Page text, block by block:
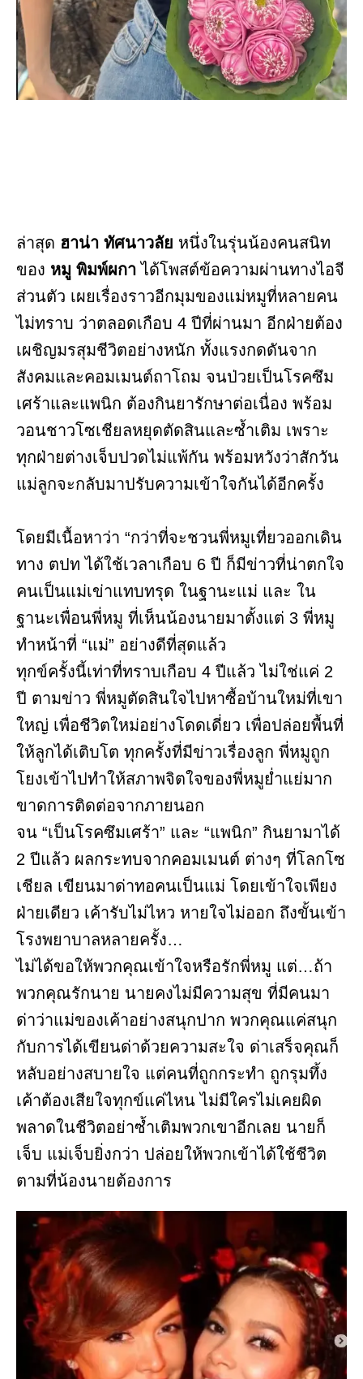
ล่าสุด ฮาน่า ทัศนาวลัย หนึ่งในรุ่นน้องคนสนิท
ของ หมู พิมพ์ผกาได้โพสต์ข้อความผ่านทางไอจี
ส่วนตัว เผยเรื่องราวอีกมุมของแม่หมูที่หลายคน
ไม่ทราบ ว่าตลอดเกือบ 4 ปีที่ผ่านมา อีกฝ่ายต้อง
เผชิญมรสุมชีวิตอย่างหนัก ทั้งแรงกดดันจาก
สังคมและคอมเมนต์ถาโถม จนป่วยเป็นโรคซึม
เศร้าและแพนิก ต้องกินยารักษาต่อเนื่อง พร้อม
วอนชาวโซเชียลหยุดตัดสินและซ้ำเติม เพราะ
ทุกฝ่ายต่างเจ็บปวดไม่แพ้กัน พร้อมหวังว่าสักวัน
แม่ลูกจะกลับมาปรับความเข้าใจกันได้อีกครั้ง
โดยมีเนื้อหาว่า “กว่าที่จะชวนพี่หมูเที่ยวออกเดิน
ทาง ตปท ได้ใช้เวลาเกือบ 6 ปี ก็มีข่าวที่น่าตกใจ
คนเป็นแม่เข่าแทบทรุด ในฐานะแม่ และ ใน
ฐานะเพื่อนพี่หมู ที่เห็นน้องนายมาตั้งแต่ 3 พี่หมู
ทำหน้าที่ “แม่” อย่างดีที่สุดแล้ว
ทุกข์ครั้งนี้เท่าที่ทราบเกือบ 4 ปีแล้ว ไม่ใช่แค่ 2
ปี ตามข่าว พี่หมูตัดสินใจไปหาซื้อบ้านใหม่ที่เขา
ใหญ่ เพื่อชีวิตใหม่อย่างโดดเดี่ยว เพื่อปล่อยพื้นที่
ให้ลูกได้เติบโต ทุกครั้งที่มีข่าวเรื่องลูก พี่หมูถูก
โยงเข้าไปทำให้สภาพจิตใจของพี่หมูย่ำแย่มาก
ขาดการติดต่อจากภายนอก
จน “เป็นโรคซึมเศร้า” และ “แพนิก” กินยามาได้
2 ปีแล้ว ผลกระทบจากคอมเมนต์ ต่างๆ ที่โลกโซ
เชียล เขียนมาด่าทอคนเป็นแม่ โดยเข้าใจเพียง
ฝ่ายเดียว เค้ารับไม่ไหว หายใจไม่ออก ถึงขั้นเข้า
โรงพยาบาลหลายครั้ง…
ไม่ได้ขอให้พวกคุณเข้าใจหรือรักพี่หมู แต่…ถ้า
พวกคุณรักนาย นายคงไม่มีความสุข ที่มีคนมา
ด่าว่าแม่ของเค้าอย่างสนุกปาก พวกคุณแค่สนุก
กับการได้เขียนด่าด้วยความสะใจ ด่าเสร็จคุณก็
หลับอย่างสบายใจ แต่คนที่ถูกกระทำ ถูกรุมทึ้ง
เค้าต้องเสียใจทุกข์แค่ไหน ไม่มีใครไม่เคยผิด
พลาดในชีวิตอย่าซ้ำเติมพวกเขาอีกเลย นายก็
เจ็บ แม่เจ็บยิ่งกว่า ปล่อยให้พวกเข้าได้ใช้ชีวิต
ตามที่น้องนายต้องการ